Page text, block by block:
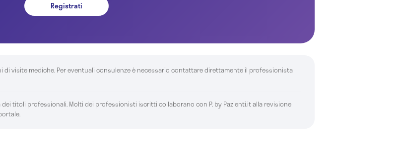
Registrati
di visite mediche. Per eventuali consulenze è necessario contattare direttamente il professionista
titoli professionali. Molti dei professionisti iscritti collaborano con P. by Pazienti.it alla revisione